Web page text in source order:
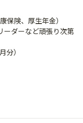
保険、厚生年金）
ーダーなど頑張り次第
分）